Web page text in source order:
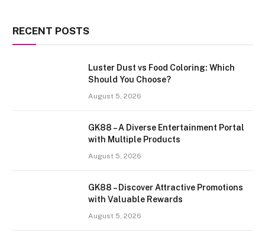
RECENT POSTS
Luster Dust vs Food Coloring: Which
Should You Choose?
August 5, 2026
GK88 – A Diverse Entertainment Portal
with Multiple Products
August 5, 2026
GK88 – Discover Attractive Promotions
with Valuable Rewards
August 5, 2026